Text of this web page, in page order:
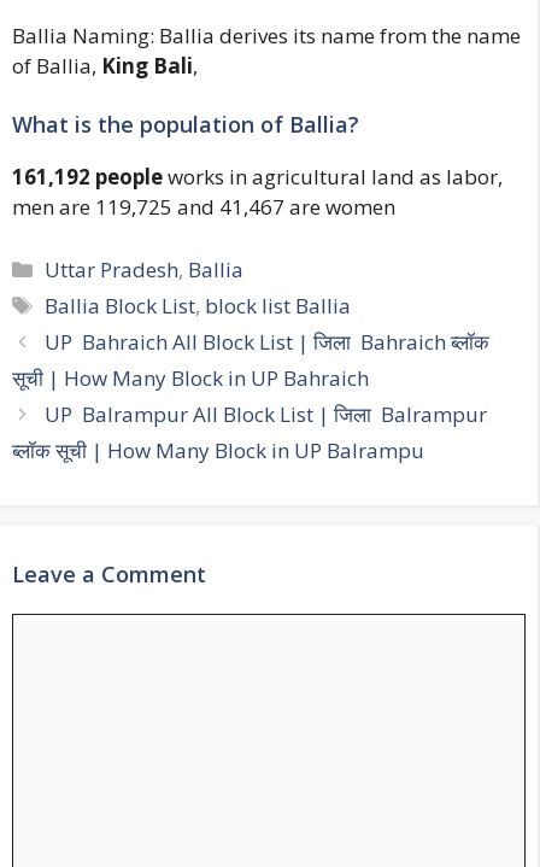
Ballia Naming: Ballia derives its name from the name
of Ballia, King Bali,
What is the population of Ballia?
161,192 peopleworks in agricultural land as labor,
men are 119,725 and 41,467 are women
Categories
Uttar Pradesh, Ballia
Tags
Ballia Block List, block list Ballia
Post
navigation
UP Bahraich All Block List | जिला Bahraich ब्लॉक
सूची | How Many Block in UP Bahraich
UP Balrampur All Block List | जिला Balrampur
ब्लॉक सूची | How Many Block in UP Balrampu
Leave a Comment